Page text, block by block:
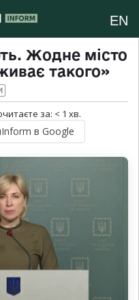
EN
Жодне місто
такого»
за: < 1 хв.
в Google